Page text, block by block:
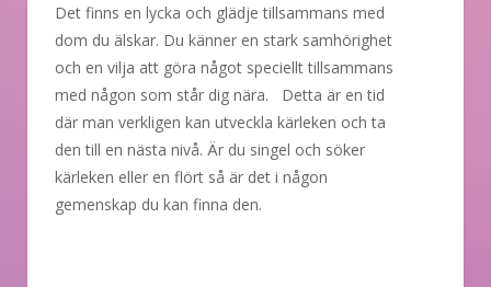
Det finns en lycka och glädje tillsammans med
dom du älskar. Du känner en stark samhörighet
och en vilja att göra något speciellt tillsammans
med någon som står dig nära. Detta är en tid
där man verkligen kan utveckla kärleken och ta
den till en nästa nivå. Är du singel och söker
kärleken eller en flört så är det i någon
gemenskap du kan finna den.